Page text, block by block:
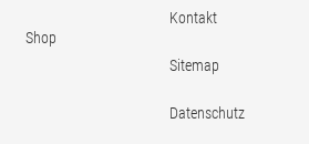
Shop
Kontakt
Sitemap
Datenschutz